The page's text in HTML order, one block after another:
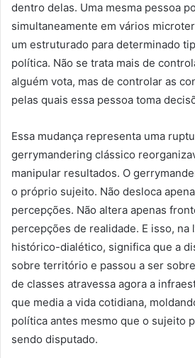
dentro delas. Uma mesma pessoa
simultaneamente em vários
um estruturado para determinado
política. Não se trata mais de
alguém vota, mas de controlar as
pelas quais essa pessoa toma
Essa mudança representa uma
gerrymandering clássico
manipular resultados. O
o próprio sujeito. Não desloca
percepções. Não altera apenas
percepções de realidade. E isso, na
histórico-dialético, significa que a
sobre território e passou a ser
de classes atravessa agora a
que media a vida cotidiana,
política antes mesmo que o sujeito
sendo disputado.